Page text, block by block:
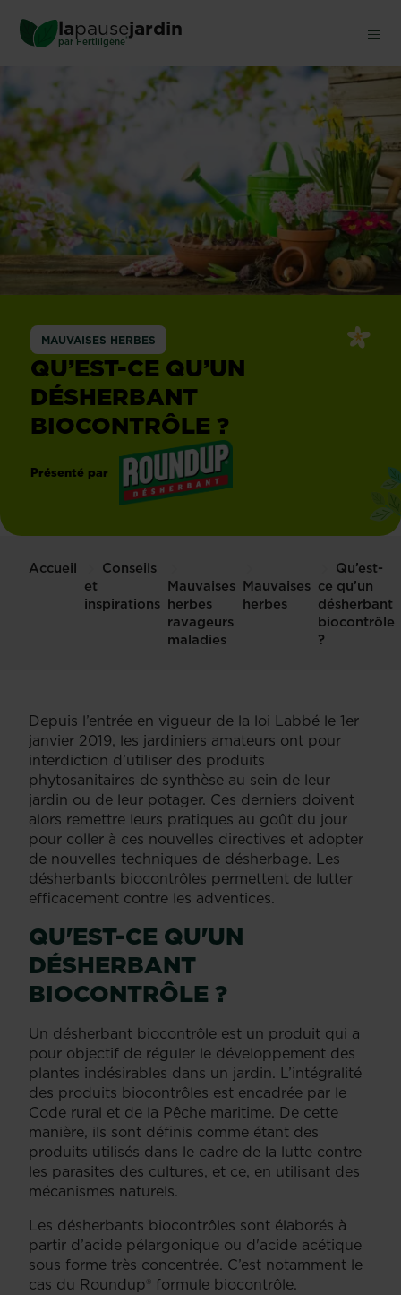
main
lapausejardin
par Fertiligène®
MAUVAISES HERBES
QU’EST-CE QU’UN
DÉSHERBANT
BIOCONTRÔLE ?
Présenté par
Accueil
Conseils
et
inspirations
Mauvaises
herbes
ravageurs
maladies
Mauvaises
herbes
Qu’est-
ce qu’un
désherbant
biocontrôle
?
Depuis l’entrée en vigueur de la loi Labbé le 1er
janvier 2019, les jardiniers amateurs ont pour
interdiction d’utiliser des produits
phytosanitaires de synthèse au sein de leur
jardin ou de leur potager. Ces derniers doivent
alors remettre leurs pratiques au goût du jour
pour coller à ces nouvelles directives et adopter
de nouvelles techniques de désherbage. Les
désherbants biocontrôles permettent de lutter
efficacement contre les adventices.
QU'EST-CE QU'UN
DÉSHERBANT
BIOCONTRÔLE ?
Un désherbant biocontrôle est un produit qui a
pour objectif de réguler le développement des
plantes indésirables dans un jardin. L’intégralité
des produits biocontrôles est encadrée par le
Code rural et de la Pêche maritime. De cette
manière, ils sont définis comme étant des
produits utilisés dans le cadre de la lutte contre
les parasites des cultures, et ce, en utilisant des
mécanismes naturels.
Les désherbants biocontrôles sont élaborés à
partir d’acide pélargonique ou d'acide acétique
sous forme très concentrée. C’est notamment le
cas du Roundup® formule biocontrôle.